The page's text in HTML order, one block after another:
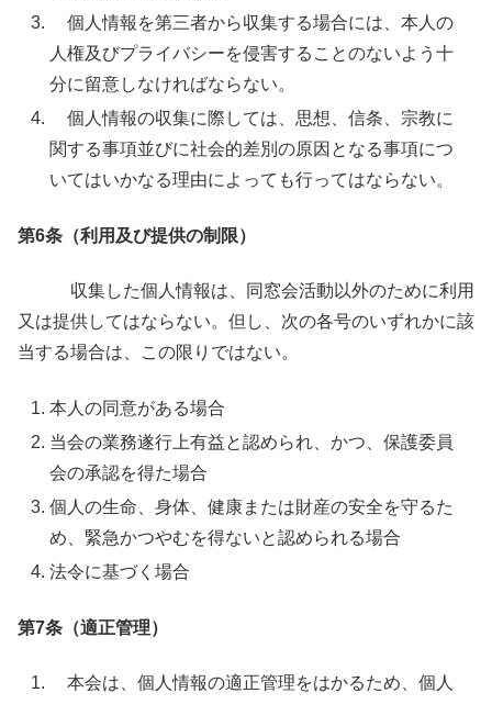
個人情報を第三者から収集する場合には、本人の
人権及びプライバシーを侵害することのないよう十
分に留意しなければならない。
個人情報の収集に際しては、思想、信条、宗教に
関する事項並びに社会的差別の原因となる事項につ
いてはいかなる理由によっても行ってはならない。
第6条（利用及び提供の制限）
収集した個人情報は、同窓会活動以外のために利用
又は提供してはならない。但し、次の各号のいずれかに該
当する場合は、この限りではない。
本人の同意がある場合
当会の業務遂行上有益と認められ、かつ、保護委員
会の承認を得た場合
個人の生命、身体、健康または財産の安全を守るた
め、緊急かつやむを得ないと認められる場合
法令に基づく場合
第7条（適正管理）
本会は、個人情報の適正管理をはかるため、個人